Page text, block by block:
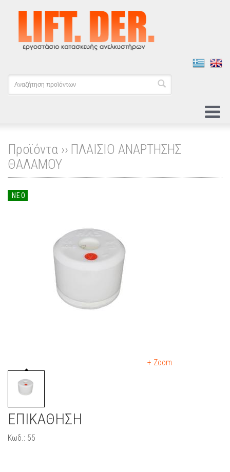
Προϊόντα ›› ΠΛΑΙΣΙΟ ΑΝΑΡΤΗΣΗΣ
ΘΑΛΑΜΟΥ
ΝΕΟ
+ Zoom
ΕΠΙΚΑΘΗΣΗ
Κωδ.: 55